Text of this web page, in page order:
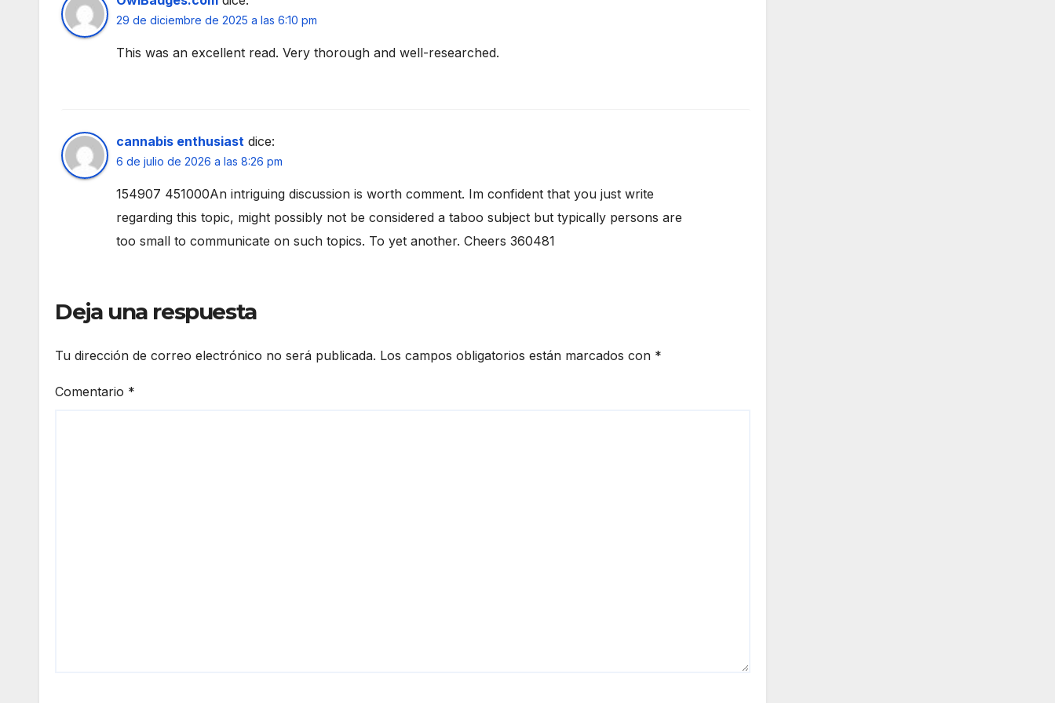
29 de diciembre de 2025 a las 6:10 pm
This was an excellent read. Very thorough and well-researched.
cannabis enthusiast dice:
6 de julio de 2026 a las 8:26 pm
154907 451000An intriguing discussion is worth comment. Im confident that you just write
regarding this topic, might possibly not be considered a taboo subject but typically persons are
too small to communicate on such topics. To yet another. Cheers 360481
Deja una respuesta
Tu dirección de correo electrónico no será publicada. Los campos obligatorios están marcados con *
Comentario *